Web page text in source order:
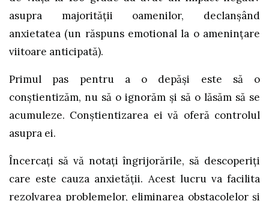
asupra majorității oamenilor, declanșând
anxietatea (un răspuns emotional la o amenințare
viitoare anticipată).
Primul pas pentru a o depăși este să o
conștientizăm, nu să o ignorăm și să o lăsăm să se
acumuleze. Conștientizarea ei vă oferă controlul
asupra ei.
Încercați să vă notați îngrijorările, să descoperiți
care este cauza anxietății. Acest lucru va facilita
rezolvarea problemelor, eliminarea obstacolelor și